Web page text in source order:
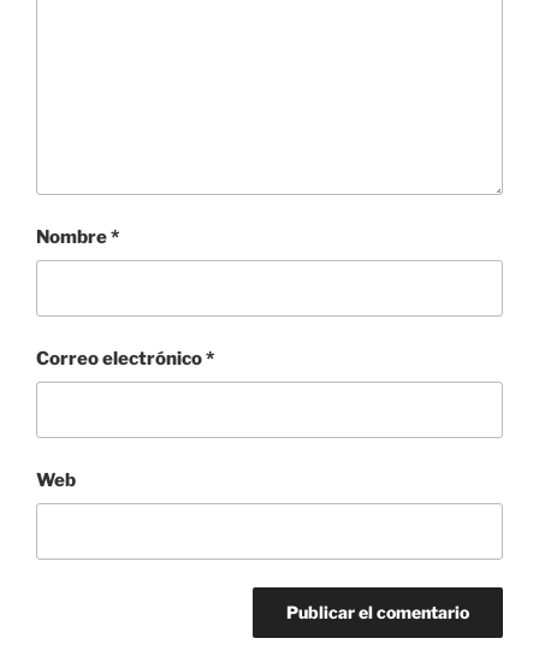
Nombre*
Correo electrónico*
Web